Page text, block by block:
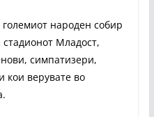
народен собир
стадионот Младост,
симпатизери,
кои верувате во